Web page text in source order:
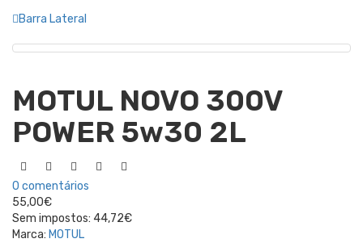
Barra Lateral
MOTUL NOVO 300V
POWER 5w30 2L
0 comentários
55,00€
Sem impostos: 44,72€
Marca: MOTUL